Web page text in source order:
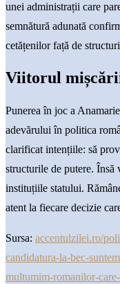
unei administrații care
semnătură adunată
cetățenilor față de
Viitorul
Punerea în joc a
adevărului în politica
clarificat intențiile: să
structurile de putere.
instituțiile statului.
atent la fiecare decizie
Sursa: accentulzilei.ro/
candidatura-la-bec-
multumim-romanilor-